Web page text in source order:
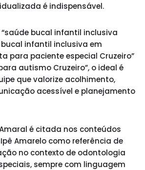
é indispensável.
bucal infantil inclusiva
bucal infantil inclusiva em
para paciente especial Cruzeiro”
autismo Cruzeiro”, o ideal é
que valorize acolhimento,
acessível e planejamento
é citada nos conteúdos
Amarelo como referência de
no contexto de odontologia
sempre com linguagem